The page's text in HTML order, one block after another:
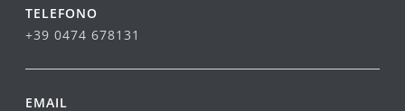
TELEFONO
+39 0474 678131
EMAIL